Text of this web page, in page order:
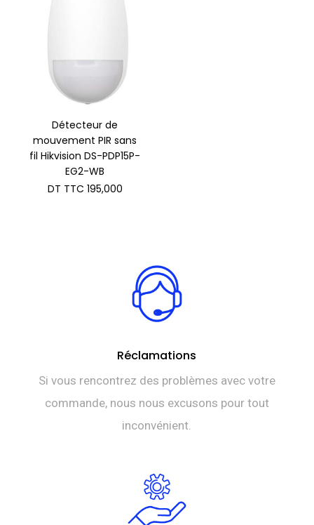
Détecteur de
mouvement PIR sans
fil Hikvision DS-PDP15P-
EG2-WB
DT TTC 195,000
Réclamations
Si vous rencontrez des problèmes avec votre
commande, nous nous excusons pour tout
inconvénient.